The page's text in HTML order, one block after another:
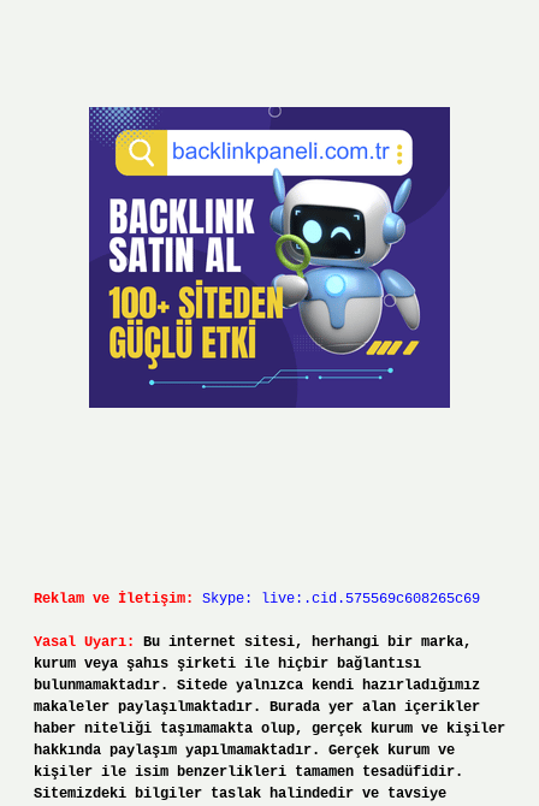
Reklam ve İletişim: Skype: live:.cid.575569c608265c69
Yasal Uyarı:
Bu internet sitesi, herhangi bir marka,
kurum veya şahıs şirketi ile hiçbir bağlantısı
bulunmamaktadır. Sitede yalnızca kendi hazırladığımız
makaleler paylaşılmaktadır. Burada yer alan içerikler
haber niteliği taşımamakta olup, gerçek kurum ve kişiler
hakkında paylaşım yapılmamaktadır. Gerçek kurum ve
kişiler ile isim benzerlikleri tamamen tesadüfidir.
Sitemizdeki bilgiler taslak halindedir ve tavsiye